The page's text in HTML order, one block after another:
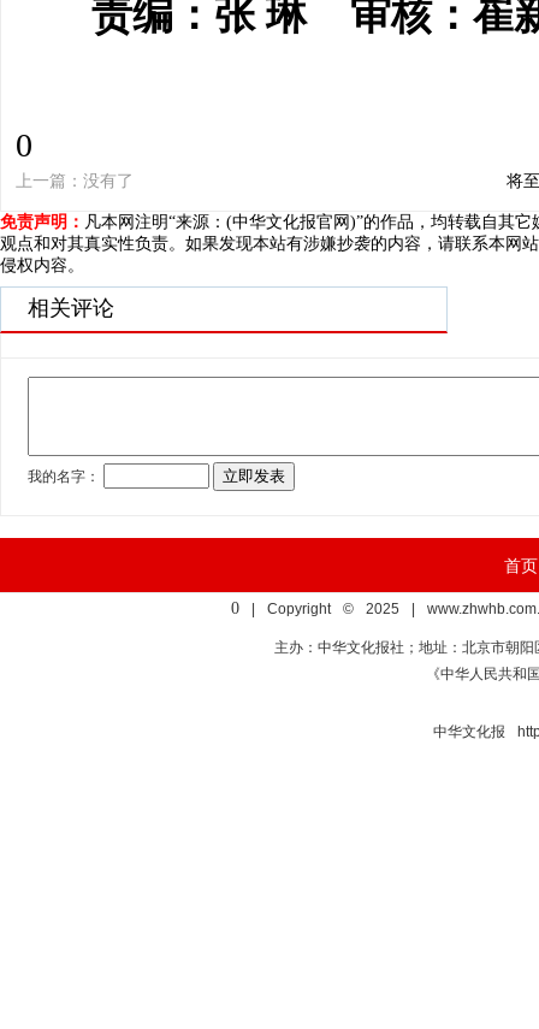
责编：张 琳 审核：崔
0
上一篇：没有了 下一篇：【文化两创·一善行】小雪
免责声明： 凡本网注明“来源：(中华文化报官网)”的作品，均转载自其
观点和对其真实性负责。如果发现本站有涉嫌抄袭的内容，请联系本网
侵权内容。
相关评论
首页
0| Copyright © 2025 |
主办：中华文化报社；地址：北京市朝
《中华人民共
中华文化报